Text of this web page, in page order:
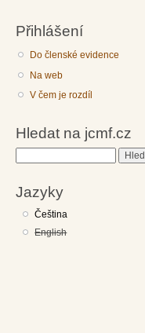
Přihlášení
Do členské evidence
Na web
V čem je rozdíl
Hledat na jcmf.cz
Jazyky
Čeština
English